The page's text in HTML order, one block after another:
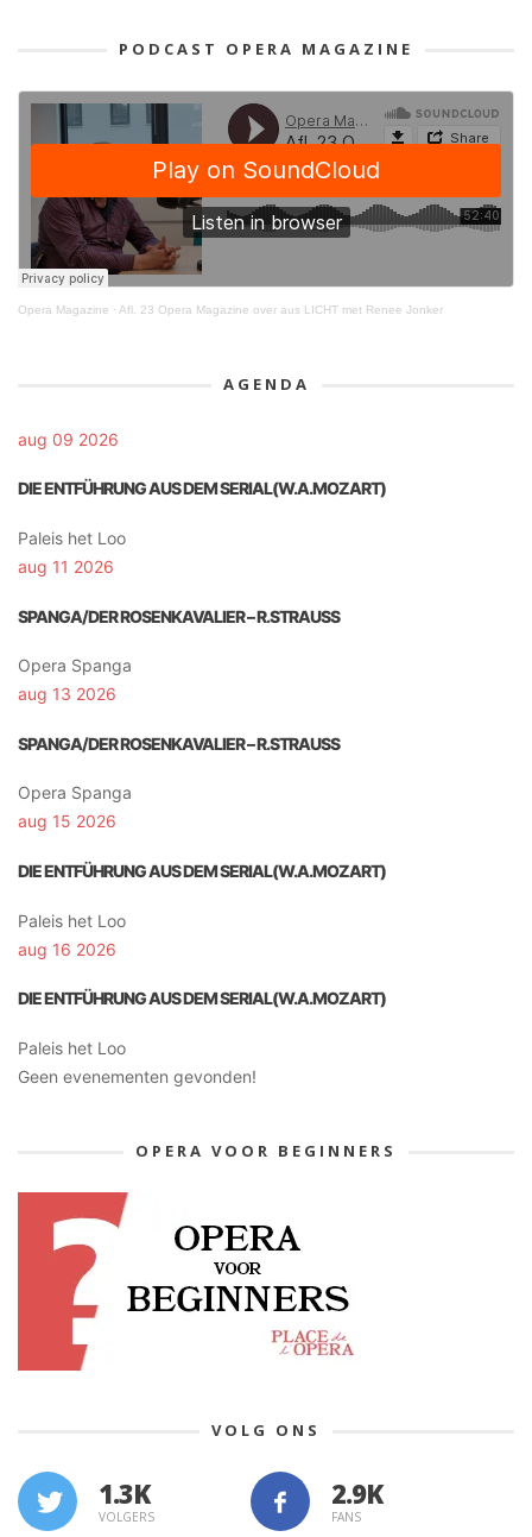
PODCAST OPERA MAGAZINE
Opera Magazine · Afl. 23 Opera Magazine over aus LICHT met Renee Jonker
AGENDA
aug 09 2026
DIE ENTFÜHRUNG AUS DEM SERIAL(W.A.MOZART)
Paleis het Loo
aug 11 2026
SPANGA/DER ROSENKAVALIER – R.STRAUSS
Opera Spanga
aug 13 2026
SPANGA/DER ROSENKAVALIER – R.STRAUSS
Opera Spanga
aug 15 2026
DIE ENTFÜHRUNG AUS DEM SERIAL(W.A.MOZART)
Paleis het Loo
aug 16 2026
DIE ENTFÜHRUNG AUS DEM SERIAL(W.A.MOZART)
Paleis het Loo
Geen evenementen gevonden!
OPERA VOOR BEGINNERS
VOLG ONS
1.3K
VOLGERS FANS